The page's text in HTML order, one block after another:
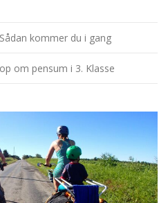
kommer du i gang
om pensum i 3. Klasse